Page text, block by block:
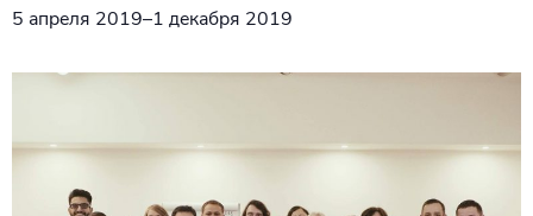
5 апреля 2019–1 декабря 2019